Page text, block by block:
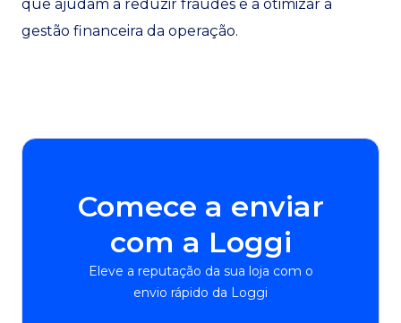
que ajudam a reduzir fraudes e a otimizar a
gestão financeira da operação.
Comece a enviar
com a Loggi
Eleve a reputação da sua loja com o
envio rápido da Loggi